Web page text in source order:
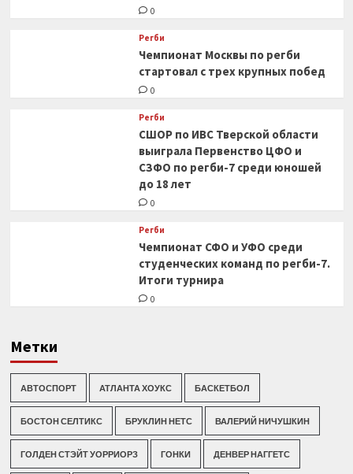
0
Регби
Чемпионат Москвы по регби
стартовал с трех крупных побед
0
Регби
СШОР по ИВС Тверской области
выиграла Первенство ЦФО и
СЗФО по регби-7 среди юношей
до 18 лет
0
Регби
Чемпионат СФО и УФО среди
студенческих команд по регби-7.
Итоги турнира
0
Метки
АВТОСПОРТ АТЛАНТА ХОУКС БАСКЕТБОЛ
БОСТОН СЕЛТИКС БРУКЛИН НЕТС ВАЛЕРИЙ НИЧУШКИН
ГОЛДЕН СТЭЙТ УОРРИОРЗ ГОНКИ ДЕНВЕР НАГГЕТС